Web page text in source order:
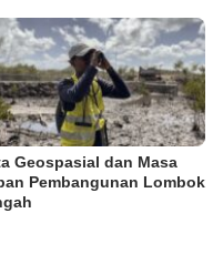
Geospasial dan Masa
Pembangunan Lombok